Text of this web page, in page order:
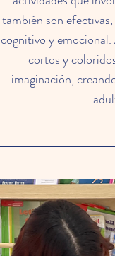
también son
cognitivo y
cortos y
imaginación,